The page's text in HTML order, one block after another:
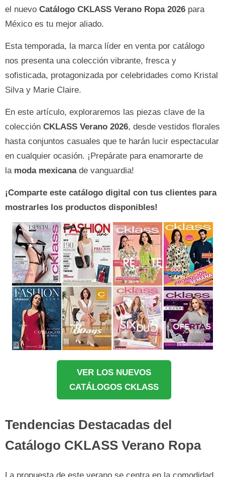
el nuevo Catálogo CKLASS Verano Ropa 2026 para
México es tu mejor aliado.
Esta temporada, la marca líder en venta por catálogo
nos presenta una colección vibrante, fresca y
sofisticada, protagonizada por celebridades como Kristal
Silva y Marie Claire.
En este artículo, exploraremos las piezas clave de la
colección CKLASS Verano 2026, desde vestidos florales
hasta conjuntos casuales que te harán lucir espectacular
en cualquier ocasión. ¡Prepárate para enamorarte de
la moda mexicanade vanguardia!
¡Comparte este catálogo digital con tus clientes para
mostrarles los productos disponibles!
VER LOS NUEVOS
CATÁLOGOS CKLASS
Tendencias Destacadas del
Catálogo CKLASS Verano Ropa